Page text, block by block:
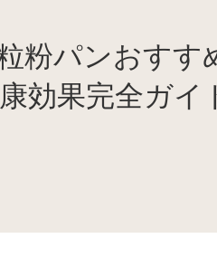
粉パンおす
効果完全ガイ